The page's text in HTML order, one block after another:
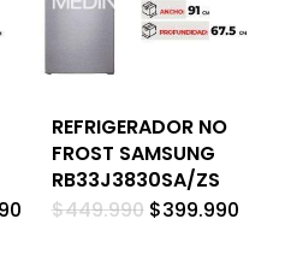
El
REFRIGERADOR NO
FROST SAMSUNG
RB33J3830SA/ZS
$449.990 El
$399.990El